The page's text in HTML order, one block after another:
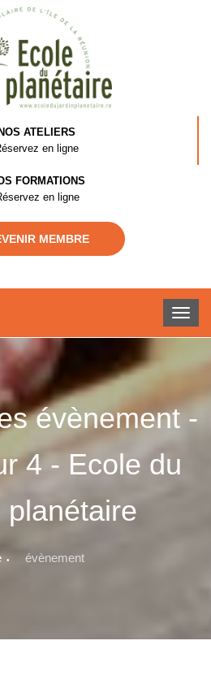
NOS ATELIERS
en ligne
FORMATIONS
en ligne
MEMBRE
évènement -
4 - Ecole du
planétaire
évènement